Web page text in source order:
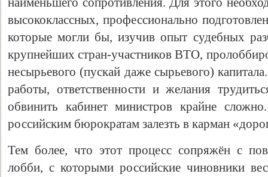
высококлассных, профессионально
которые могли бы, изучив опыт судебных
крупнейших стран-участников ВТО,
несырьевого (пускай даже сырьевого)
работы, ответственности и желания
обвинить кабинет министров крайне
российским бюрократам залезть в карман
Тем более, что этот процесс сопряжён с
лобби, с которыми российские чиновники